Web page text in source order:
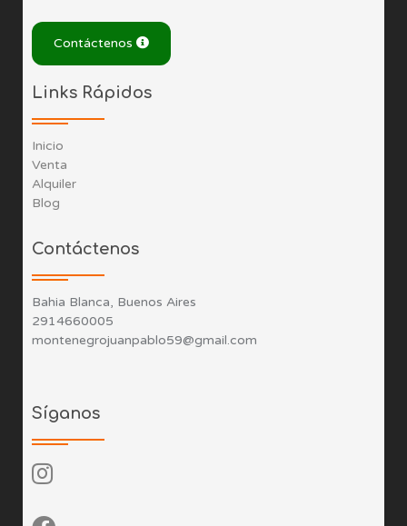
Contáctenos
Links Rápidos
Inicio
Venta
Alquiler
Blog
Contáctenos
Bahia Blanca, Buenos Aires
2914660005
montenegrojuanpablo59@gmail.com
Síganos